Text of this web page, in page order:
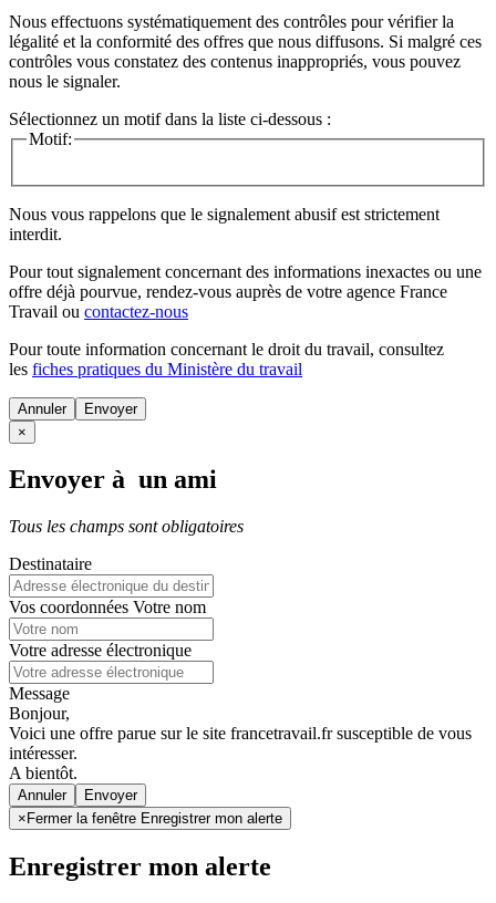
Nous effectuons systématiquement des contrôles pour vérifier la
légalité et la conformité des offres que nous diffusons. Si malgré ces
contrôles vous constatez des contenus inappropriés, vous pouvez
nous le signaler.
Sélectionnez un motif dans la liste ci-dessous :
Motif:
Nous vous rappelons que le signalement abusif est strictement
interdit.
Pour tout signalement concernant des informations inexactes ou une
offre déjà pourvue, rendez-vous auprès de votre agence France
Travail ou contactez-nous
Pour toute information concernant le droit du travail, consultez
les fiches pratiques du Ministère du travail
Annuler
×
Envoyer à un ami
Tous les champs sont obligatoires
Destinataire
Vos coordonnées Votre nom
Votre adresse électronique
Message
Bonjour,
Voici une offre parue sur le site francetravail.fr susceptible de vous
intéresser.
A bientôt.
Annuler
× Fermer la fenêtre Enregistrer mon alerte
Enregistrer mon alerte